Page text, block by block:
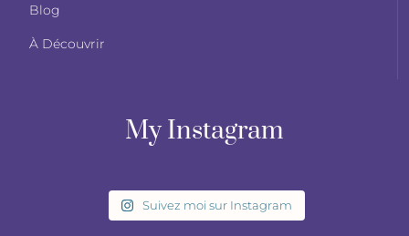
Blog
À Découvrir
My Instagram
Suivez moi sur Instagram